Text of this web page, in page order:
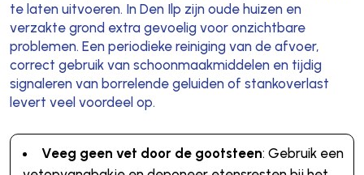
te laten uitvoeren. In Den Ilp zijn oude huizen en
verzakte grond extra gevoelig voor onzichtbare
problemen. Een periodieke reiniging van de afvoer,
correct gebruik van schoonmaakmiddelen en tijdig
signaleren van borrelende geluiden of stankoverlast
levert veel voordeel op.
Veeg geen vet door de gootsteen: Gebruik een